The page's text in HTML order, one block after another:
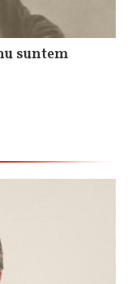
suntem